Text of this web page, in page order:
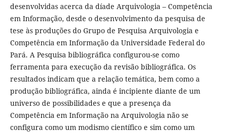
desenvolvidas acerca da díade Arquivologia – Competência
em Informação, desde o desenvolvimento da pesquisa de
tese às produções do Grupo de Pesquisa Arquivologia e
Competência em Informação da Universidade Federal do
Pará. A Pesquisa bibliográfica configurou-se como
ferramenta para execução da revisão bibliográfica. Os
resultados indicam que a relação temática, bem como a
produção bibliográfica, ainda é incipiente diante de um
universo de possibilidades e que a presença da
Competência em Informação na Arquivologia não se
configura como um modismo científico e sim como um